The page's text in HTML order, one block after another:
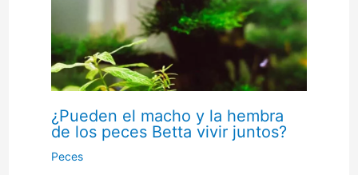
¿Pueden el macho y la hembra
de los peces Betta vivir juntos?
Peces